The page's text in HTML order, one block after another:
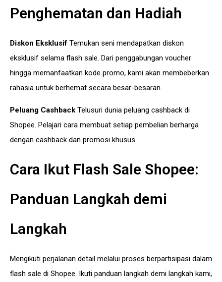
Penghematan dan Hadiah
Diskon Eksklusif Temukan seni mendapatkan diskon
eksklusif selama flash sale. Dari penggabungan voucher
hingga memanfaatkan kode promo, kami akan membeberkan
rahasia untuk berhemat secara besar-besaran.
Peluang Cashback Telusuri dunia peluang cashback di
Shopee. Pelajari cara membuat setiap pembelian berharga
dengan cashback dan promosi khusus.
Cara Ikut Flash Sale Shopee:
Panduan Langkah demi
Langkah
Mengikuti perjalanan detail melalui proses berpartisipasi dalam
flash sale di Shopee. Ikuti panduan langkah demi langkah kami,